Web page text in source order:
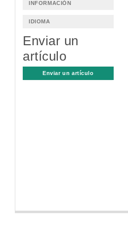
INFORMACIÓN
IDIOMA
Enviar un
artículo
Enviar un artículo